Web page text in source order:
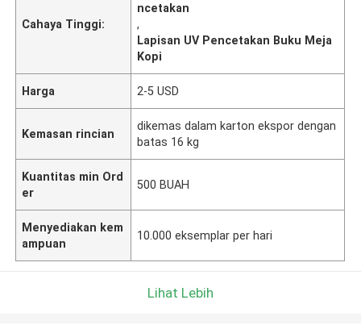
Cahaya Tinggi:
ncetakan
,
Lapisan UV Pencetakan Buku Meja
Kopi
Harga 2-5 USD
Kemasan rincian
dikemas dalam karton ekspor dengan
batas 16 kg
Kuantitas min Ord
er
500 BUAH
Menyediakan kem
ampuan
10.000 eksemplar per hari
Lihat Lebih